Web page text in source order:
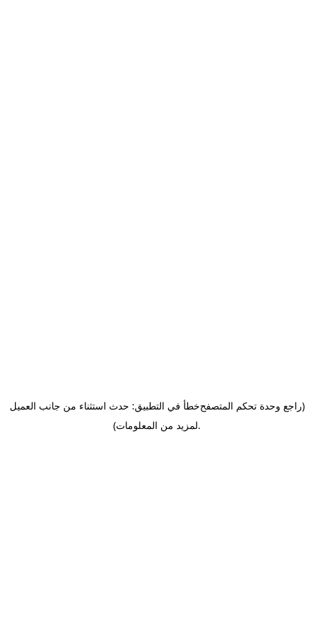
خطأ في التطبيق: حدث استثناء من جانب العميل(راجع وحدة تحكم المتصفح
لمزيد من المعلومات).